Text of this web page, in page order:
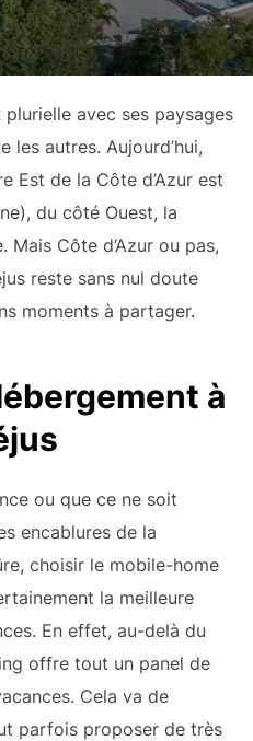
plurielle avec ses paysages
les autres. Aujourd’hui,
Est de la Côte d’Azur est
du côté Ouest, la
Côte d’Azur ou pas,
reste sans nul doute
moments à partager.
à
ou que ce ne soit
encablures de la
choisir le mobile-home
la meilleure
En effet, au-delà du
offre tout un panel de
Cela va de
parfois proposer de très